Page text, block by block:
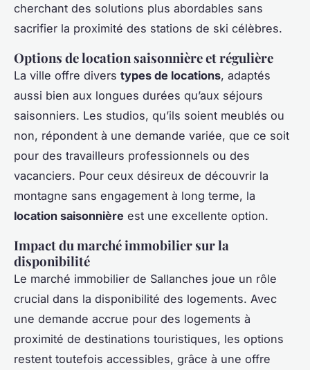
cherchant des solutions plus abordables sans
sacrifier la proximité des stations de ski célèbres.
Options de location saisonnière et régulière
La ville offre divers types de locations, adaptés
aussi bien aux longues durées qu’aux séjours
saisonniers. Les studios, qu’ils soient meublés ou
non, répondent à une demande variée, que ce soit
pour des travailleurs professionnels ou des
vacanciers. Pour ceux désireux de découvrir la
montagne sans engagement à long terme, la
location saisonnière est une excellente option.
Impact du marché immobilier sur la
disponibilité
Le marché immobilier de Sallanches joue un rôle
crucial dans la disponibilité des logements. Avec
une demande accrue pour des logements à
proximité de destinations touristiques, les options
restent toutefois accessibles, grâce à une offre